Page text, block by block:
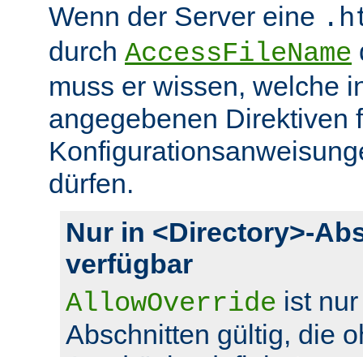
Wenn der Server eine
durch AccessFileName
muss er wissen, welche
angegebenen Direktiven
dürfen.
Nur in <Directory>-
verfügbar
AllowOverride ist
Abschnitten gültig, die